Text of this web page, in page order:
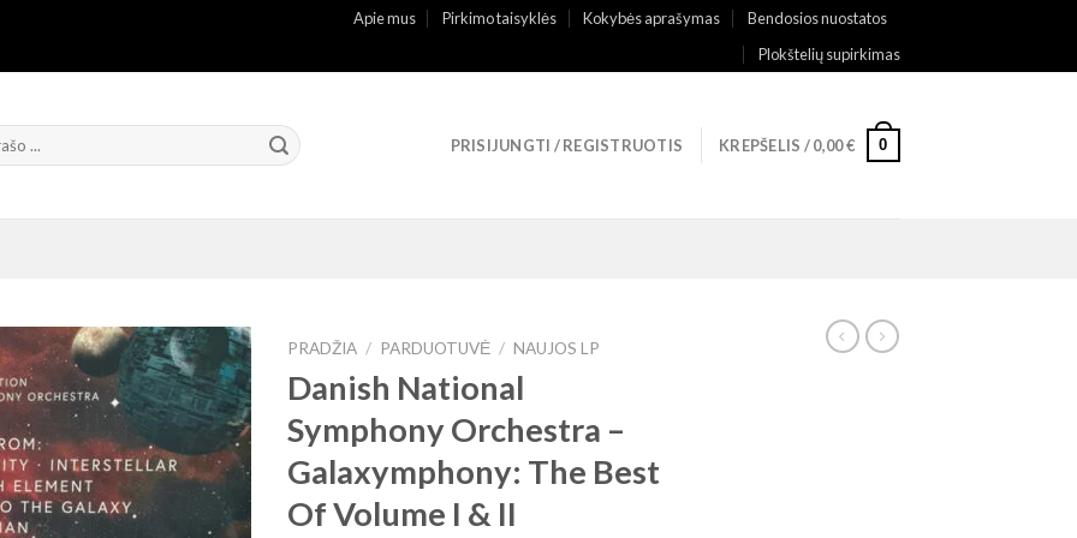
Apie mus Pirkimo taisyklės Kokybės aprašymas
Bendosios nuostatos
Plokštelių supirkimas
PRISIJUNGTI / REGISTRUOTIS KREPŠELIS /0,00€ 0
PRADŽIA / PARDUOTUVĖ / NAUJOS LP
Danish National
Symphony Orchestra –
Galaxymphony: The Best
Of Volume I & II